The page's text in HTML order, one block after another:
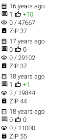
 16 years ago
 1  +10
visibility 0 / 47667
 ZIP 37
 17 years ago
 0  0
visibility 0 / 29102
 ZIP 37
 18 years ago
 1  +1
visibility 3 / 19844
 ZIP 44
 18 years ago
 0  0
visibility 0 / 11000
 ZIP 55